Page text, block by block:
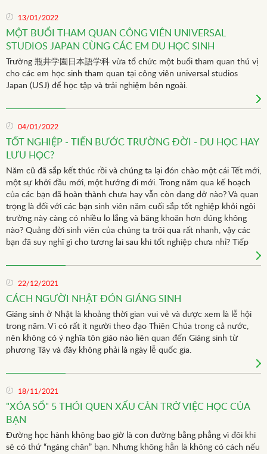
13/01/2022
MỘT BUỔI THAM QUAN CÔNG VIÊN UNIVERSAL
STUDIOS JAPAN CÙNG CÁC EM DU HỌC SINH
Trường 瓶井学園日本語学科 vừa tổ chức một buổi tham quan thú vị
cho các em học sinh tham quan tại công viên universal studios
Japan (USJ) để học tập và trải nghiệm bên ngoài.
04/01/2022
TỐT NGHIỆP - TIẾN BƯỚC TRƯỜNG ĐỜI - DU HỌC HAY
LƯU HỌC?
Năm cũ đã sắp kết thúc rồi và chúng ta lại đón chào một cái Tết mới,
một sự khởi đầu mới, một hướng đi mới. Trong năm qua kế hoạch
của các bạn đã hoàn thành chưa hay vẫn còn dang dở nào? Và quan
trọng là đối với các bạn sinh viên năm cuối sắp tốt nghiệp khỏi ngôi
trường này càng có nhiều lo lắng và băng khoăn hơn đúng không
nào? Quảng đời sinh viên của chúng ta trôi qua rất nhanh, vậy các
bạn đã suy nghĩ gì cho tương lai sau khi tốt nghiệp chưa nhỉ? Tiếp
không dễ dàng và là cột mốc quan trọng của cuộc đời.
22/12/2021
CÁCH NGƯỜI NHẬT ĐÓN GIÁNG SINH
Giáng sinh ở Nhật là khoảng thời gian vui vẻ và được xem là lễ hội
trong năm. Vì có rất ít người theo đạo Thiên Chúa trong cả nước,
nên không có ý nghĩa tôn giáo nào liên quan đến Giáng sinh từ
phương Tây và đây không phải là ngày lễ quốc gia.
18/11/2021
"XÓA SỔ" 5 THÓI QUEN XẤU CẢN TRỞ VIỆC HỌC CỦA
BẠN
Đường học hành không bao giờ là con đường bằng phẳng vì đôi khi
sẽ có thứ “ngáng chân” bạn. Nhưng không hẳn là không có cách nếu